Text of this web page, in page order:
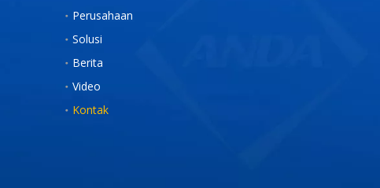
Perusahaan
Solusi
Berita
Video
Kontak